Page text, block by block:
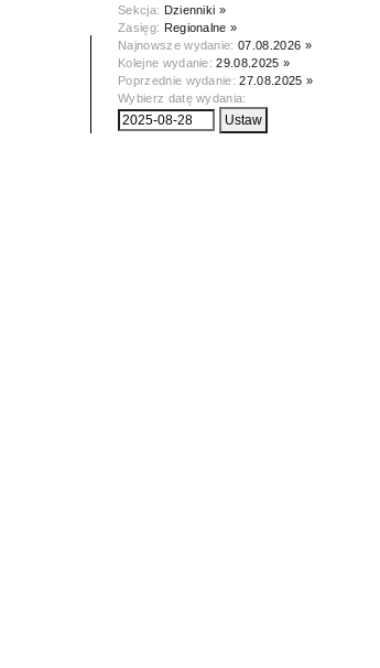
Sekcja: Dzienniki »
Zasięg: Regionalne »
Najnowsze wydanie:07.08.2026 »
Kolejne wydanie:29.08.2025 »
Poprzednie wydanie:27.08.2025 »
Wybierz datę wydania: